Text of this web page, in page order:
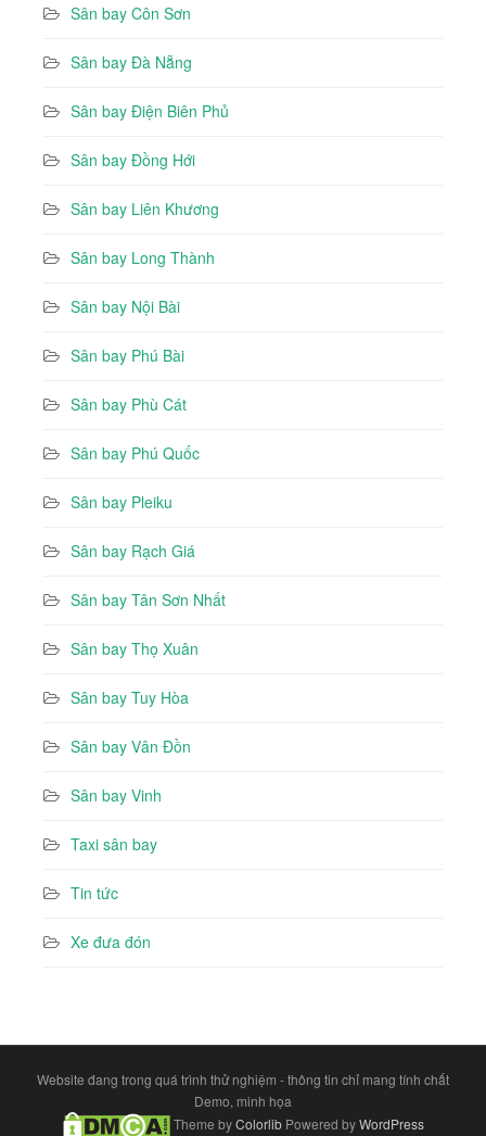
Sân bay Côn Sơn
Sân bay Đà Nẵng
Sân bay Điện Biên Phủ
Sân bay Đồng Hới
Sân bay Liên Khương
Sân bay Long Thành
Sân bay Nội Bài
Sân bay Phú Bài
Sân bay Phù Cát
Sân bay Phú Quốc
Sân bay Pleiku
Sân bay Rạch Giá
Sân bay Tân Sơn Nhất
Sân bay Thọ Xuân
Sân bay Tuy Hòa
Sân bay Vân Đồn
Sân bay Vinh
Taxi sân bay
Tin tức
Xe đưa đón
Website đang trong quá trình thử nghiệm - thông tin chỉ mang tính chất
Demo, minh họa
Theme byColorlibPowered byWordPress